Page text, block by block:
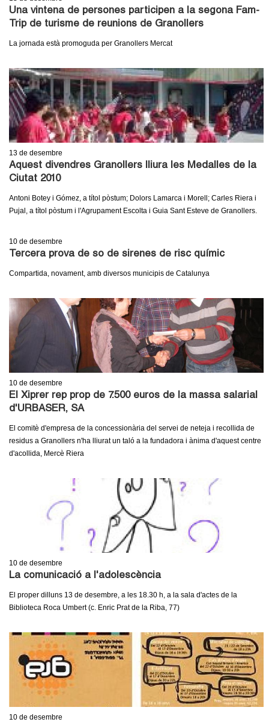
GUna vintena de persones participen a la segona Fam-
Trip de turisme de reunions de Granollers
La jornada està promoguda per Granollers Mercat
13 de desembre
Aquest divendres Granollers lliura les Medalles de la
Ciutat 2010
Antoni Botey i Gómez, a títol pòstum; Dolors Lamarca i Morell; Carles Riera i
Pujal, a títol pòstum i l'Agrupament Escolta i Guia Sant Esteve de Granollers.
10 de desembre
Tercera prova de so de sirenes de risc químic
Compartida, novament, amb diversos municipis de Catalunya
10 de desembre
El Xiprer rep prop de 7.500 euros de la massa salarial
d'URBASER, SA
El comitè d'empresa de la concessionària del servei de neteja i recollida de
residus a Granollers n'ha lliurat un taló a la fundadora i ànima d'aquest centre
d'acollida, Mercè Riera
10 de desembre
La comunicació a l'adolescència
El proper dilluns 13 de desembre, a les 18.30 h, a la sala d'actes de la
Biblioteca Roca Umbert (c. Enric Prat de la Riba, 77)
10 de desembre